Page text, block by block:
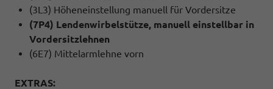
(3L3) Höheneinstellung manuell für Vordersitze
(7P4) Lendenwirbelstütze, manuell einstellbar in
Vordersitzlehnen
(6E7) Mittelarmlehne vorn
EXTRAS: